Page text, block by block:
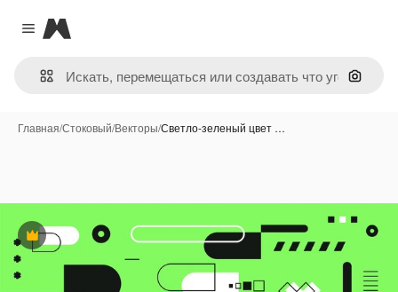
Close menu
Magnific
Поиск
Главная/Стоковый/Векторы/Светло-зеленый цвет …
Премиум